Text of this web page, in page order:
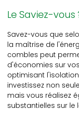
Le Saviez-vous
Savez-vous que
la maîtrise de
combles peut
d'économies sur
optimisant
investissez non
mais vous réalisez
substantielles sur le